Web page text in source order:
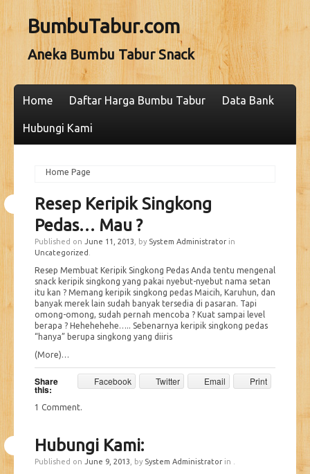
BumbuTabur.com
Aneka Bumbu Tabur Snack
Home Daftar Harga Bumbu Tabur Data Bank
Hubungi Kami
Home Page
Resep Keripik Singkong
Pedas… Mau ?
Published on June 11, 2013 , by System Administrator in
Uncategorized
Resep Membuat Keripik Singkong Pedas Anda tentu mengenal
snack keripik singkong yang pakai nyebut-nyebut nama setan
itu kan ? Memang keripik singkong pedas Maicih, Karuhun, dan
banyak merek lain sudah banyak tersedia di pasaran. Tapi
omong-omong, sudah pernah mencoba ? Kuat sampai level
berapa ? Hehehehehe….. Sebenarnya keripik singkong pedas
“hanya” berupa singkong yang diiris
(More)…
Share
this:
Facebook Twitter Email Print
1 Comment.
Hubungi Kami:
Published on June 9, 2013 , by System Administrator in .